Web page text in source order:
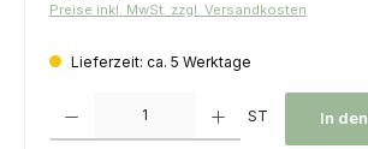
Preise inkl. MwSt. zzgl. Versandkosten
Lieferzeit: ca. 5 Werktage
ST In